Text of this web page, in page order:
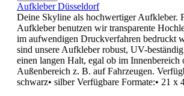
Aufkleber Düsseldorf
Deine Skyline als hochwertiger Aufkleber.
Aufkleber benutzen wir transparente
im aufwendigen Druckverfahren bedruckt
sind unsere Aufkleber robust, UV-
einen langen Halt, egal ob im Innenbereich
Außenbereich z. B. auf Fahrzeugen.
schwarz• silber Verfügbare Formate:• 21 x